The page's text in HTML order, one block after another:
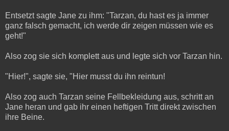
Entsetzt sagte Jane zu ihm: "Tarzan, du hast es ja immer
ganz falsch gemacht, ich werde dir zeigen müssen wie es
geht!"
Also zog sie sich komplett aus und legte sich vor Tarzan hin.
"Hier!", sagte sie, "Hier musst du ihn reintun!
Also zog auch Tarzan seine Fellbekleidung aus, schritt an
Jane heran und gab ihr einen heftigen Tritt direkt zwischen
ihre Beine.